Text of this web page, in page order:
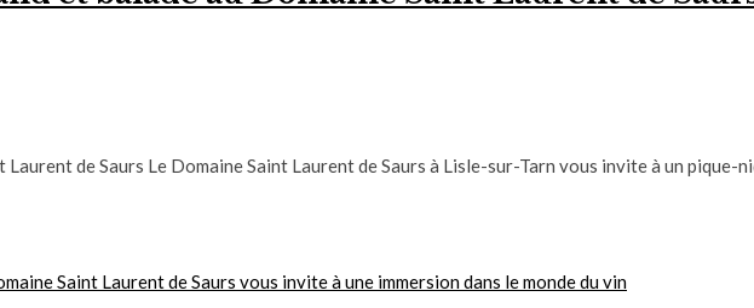
de Saurs Le Domaine Saint Laurent de Saurs à Lisle-sur-Tarn vous invite à un pique-